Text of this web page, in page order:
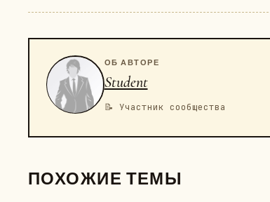
ОБ АВТОРЕ
Student
📝 Участник сообщества
ПОХОЖИЕ ТЕМЫ